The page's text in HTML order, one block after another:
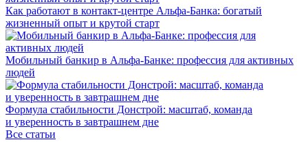
Как работают в контакт-центре Альфа-Банка: богатый
жизненный опыт и крутой старт
Мобильный банкир в Альфа-Банке: профессия для активных
людей
Формула стабильности Донстрой: масштаб, команда
и уверенность в завтрашнем дне
Все статьи